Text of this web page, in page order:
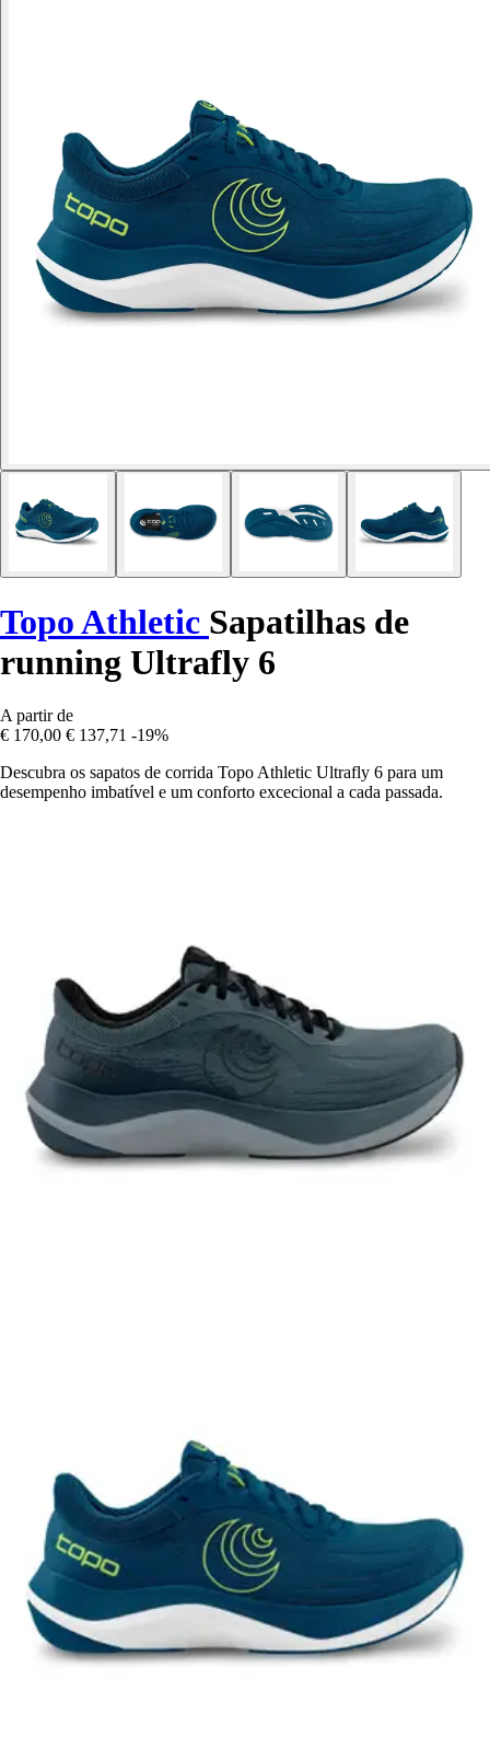
Topo Athletic Sapatilhas de
running Ultrafly 6
A partir de
€ 170,00 € 137,71 -19%
Descubra os sapatos de corrida Topo Athletic Ultrafly 6 para um
desempenho imbatível e um conforto excecional a cada passada.